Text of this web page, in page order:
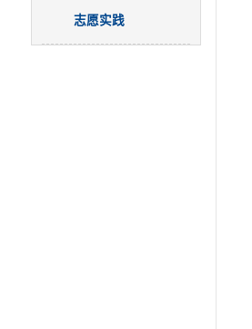
志愿实践